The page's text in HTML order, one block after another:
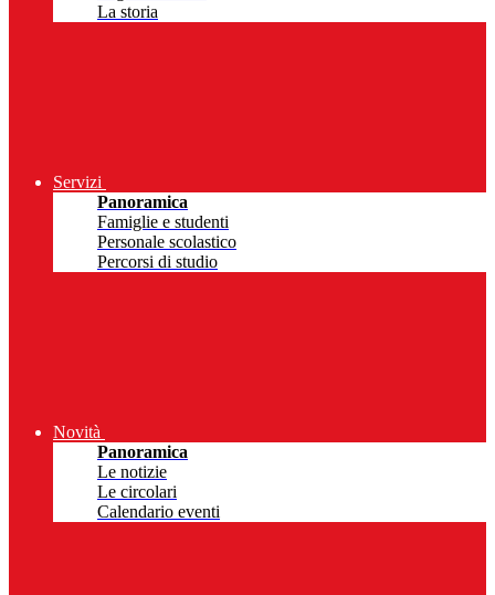
La storia
Servizi
Panoramica
Famiglie e studenti
Personale scolastico
Percorsi di studio
Novità
Panoramica
Le notizie
Le circolari
Calendario eventi